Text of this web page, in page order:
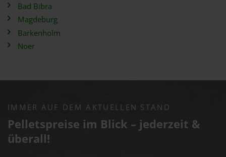
Bad Bibra
Magdeburg
Barkenholm
Noer
IMMER AUF DEM AKTUELLEN STAND
Pelletspreise im Blick – jederzeit &
überall!